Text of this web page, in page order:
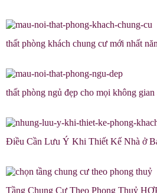
thất phòng khách chung cư mới nhất
thất phòng ngủ đẹp cho mọi không gian
Điều Cần Lưu Ý Khi Thiết Kế Nhà ở
Tầng Chung Cư Theo Phong Thuỷ